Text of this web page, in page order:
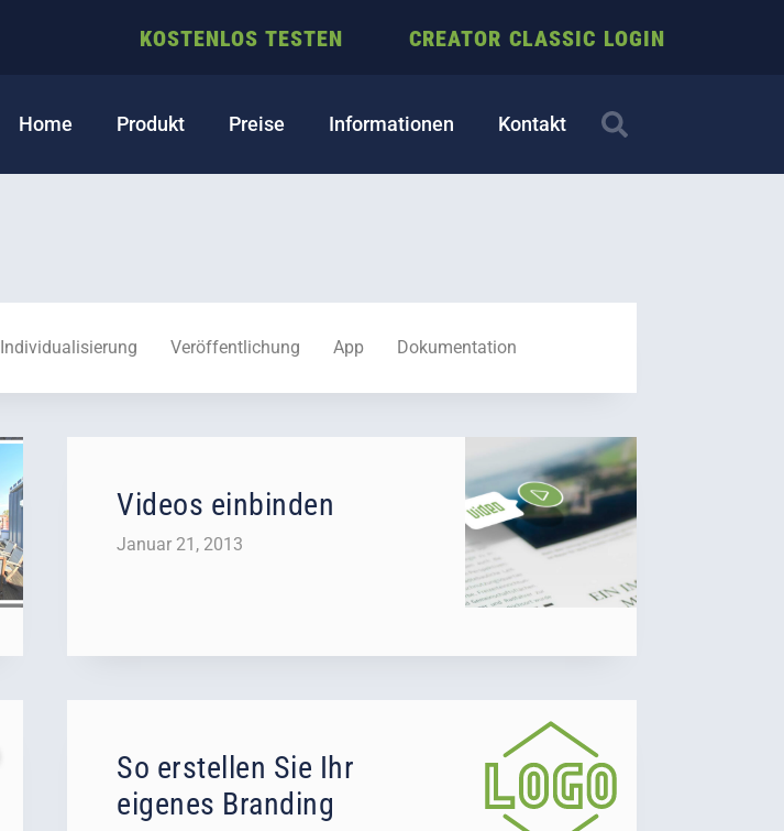
KOSTENLOS TESTEN CREATOR CLASSIC LOGIN
Home Produkt Preise Informationen Kontakt
Individualisierung Veröffentlichung App Dokumentation
Videos einbinden
Januar 21, 2013
So erstellen Sie Ihr
eigenes Branding